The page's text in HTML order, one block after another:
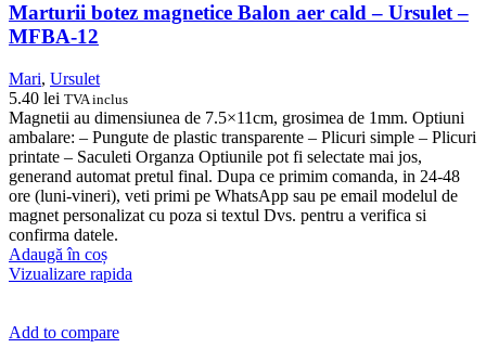
Marturii botez magnetice Balon aer cald – Ursulet –
MFBA-12
Mari, Ursulet
5.40 lei TVA inclus
Magnetii au dimensiunea de 7.5×11cm, grosimea de 1mm. Optiuni
ambalare: – Pungute de plastic transparente – Plicuri simple – Plicuri
printate – Saculeti Organza Optiunile pot fi selectate mai jos,
generand automat pretul final. Dupa ce primim comanda, in 24-48
ore (luni-vineri), veti primi pe WhatsApp sau pe email modelul de
magnet personalizat cu poza si textul Dvs. pentru a verifica si
confirma datele.
Adaugă în coș
Vizualizare rapida
Add to compare